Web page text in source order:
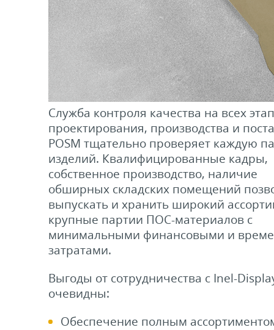
Служба контроля качества на всех
проектирования, производства и
POSM тщательно проверяет каждую
изделий. Квалифицированные кадры,
собственное производство, наличие
обширных складских помещений
выпускать и хранить широкий
крупные партии ПОС-материалов с
минимальными финансовыми и
затратами.
Выгоды от сотрудничества с Inel-
очевидны:
Обеспечение полным